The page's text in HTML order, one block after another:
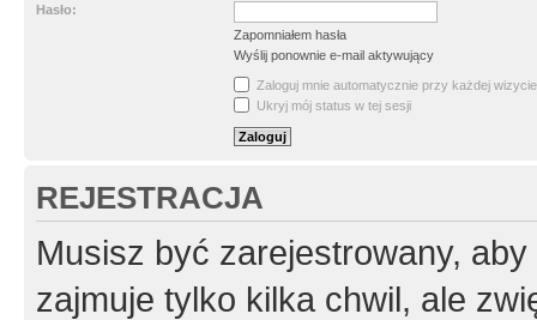
Hasło:
Zapomniałem hasła
Wyślij ponownie e-mail aktywujący
Zaloguj mnie automatycznie przy każdej wizycie
Ukryj mój status w tej sesji
REJESTRACJA
Musisz być zarejestrowany,
zajmuje tylko kilka chwil, ale